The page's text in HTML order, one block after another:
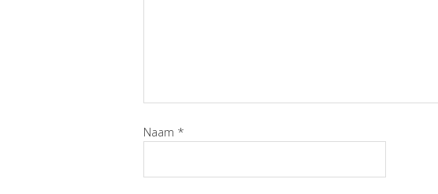
Naam *